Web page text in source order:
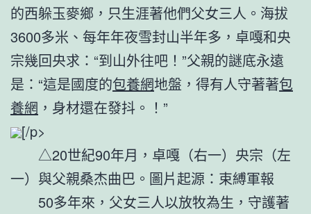
的西躲玉麥鄉，只生涯著他們父女三人。海拔
3600多米、每年年夜雪封山半年多，卓嘎和央
宗幾回央求：“到山外往吧！”父親的謎底永遠
是：“這是國度的包養網地盤，得有人守著著包
養網 ，身材還在發抖。！”
[/p>
△20世紀90年月，卓嘎（右一）央宗（左
一）與父親桑杰曲巴。圖片起源：束縛軍報
50多年來，父女三人以放牧為生，守護著